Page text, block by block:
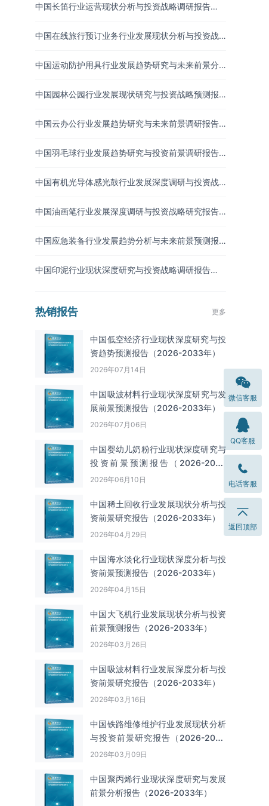
中国长笛行业运营现状分析与投资战略调研报告
中国在线旅行预订业务行业发展现状分析与投资战
中国运动防护用具行业发展趋势研究与未来前景分
中国园林公园行业发展现状研究与投资战略预测报
中国云办公行业发展趋势研究与未来前景调研报告
中国羽毛球行业发展趋势研究与投资前景调研报告
中国有机光导体感光鼓行业发展深度调研与投资战
中国油画笔行业发展深度调研与投资战略研究报告
中国应急装备行业发展趋势分析与未来前景预测报
中国印泥行业现状深度研究与投资战略调研报告
热销报告 更多
中国低空经济行业现状深度研究与投
资趋势预测报告（2026-2033年）
2026年07月14日
中国吸波材料‌‌‌行业现状深度研究与发
展前景预测报告（2026-2033年）
2026年07月06日
中国婴幼儿奶粉行业现状深度研究与
投资前景预测报告（2026-2033
年）
2026年06月10日
中国‌‌稀土回收‌‌行业发展现状分析与投
资前景研究报告（2026-2033年）
2026年04月29日
中国海水淡化行业现状深度分析与投
资前景预测报告（2026-2033年）
2026年04月15日
中国大飞机行业发展现状分析与投资
前景预测报告（2026-2033年）
2026年03月26日
中国吸波材料行业发展深度分析与投
资前景研究报告（2026-2033年）
2026年03月16日
中国铁路维修维护行业发展现状分析
与投资前景研究报告（2026-2033
年）
2026年03月09日
中国聚丙烯行业现状深度研究与发展
前景分析报告（2026-2033年）
微信客服
QQ客服
电话客服
返回顶部